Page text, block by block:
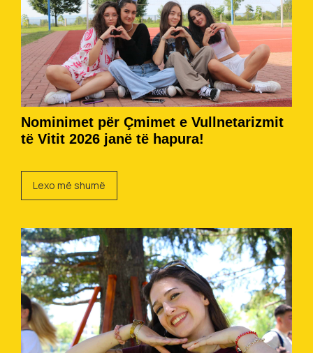
Nominimet për Çmimet e Vullnetarizmit
të Vitit 2026 janë të hapura!
Lexo më shumë